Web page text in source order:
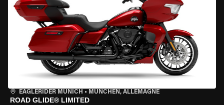
EAGLERIDER MUNICH • MÜNCHEN, ALLEMAGNE
ROAD GLIDE® LIMITED